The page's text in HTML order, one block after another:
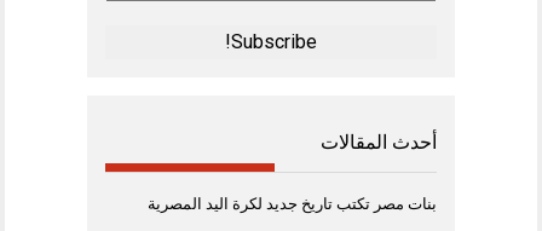
Address
أحدث المقالات
بنات مصر تكتب تاريخ جديد لكرة اليد المصرية